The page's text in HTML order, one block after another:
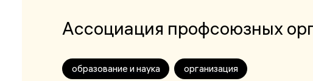
Ассоциация профсоюзных
образование и наука организация